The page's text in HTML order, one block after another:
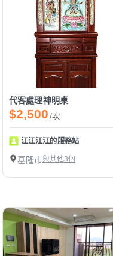
代客處理神明桌
$2,500/次
江江江江的服務站
基隆市與其他3個